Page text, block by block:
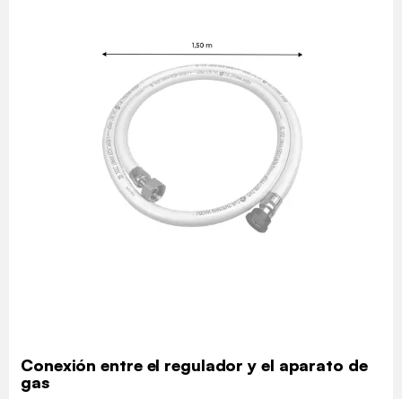
Conexión entre el regulador y el aparato de
gas